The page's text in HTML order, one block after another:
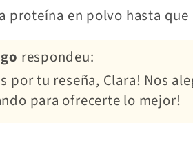
proteína en polvo hasta
respondeu:
por tu reseña, Clara! Nos
para ofrecerte lo mejor!